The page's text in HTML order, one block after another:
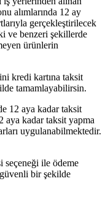
alımlarında 12 ay
gerçekleştirilecek
ve benzeri şekillerde
ürünlerin
kredi kartına taksit
tamamlayabilirsin.
12 aya kadar taksit
aya kadar taksit yapma
uygulanabilmektedir.
seçeneği ile ödeme
bir şekilde